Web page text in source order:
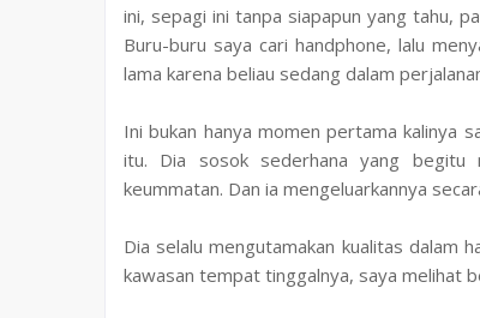
ini, sepagi ini tanpa siapapun yang tahu,
Buru-buru saya cari handphone, lalu
lama karena beliau sedang dalam
Ini bukan hanya momen pertama kalinya
itu. Dia sosok sederhana yang begitu
keummatan. Dan ia mengeluarkannya
Dia selalu mengutamakan kualitas dalam
kawasan tempat tinggalnya, saya melihat